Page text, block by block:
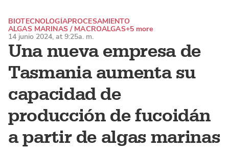
Una nueva empresa de
Tasmania aumenta su
capacidad de
producción de fucoidán
a partir de algas marinas
BIOTECNOLOGÍAPROCESAMIENTO
ALGAS MARINAS / MACROALGAS+5 more
14 junio 2024, at 9:25a. m.